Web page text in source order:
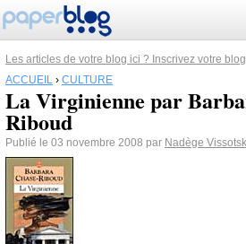
Les articles de votre blog ici ? Inscrivez votre
ACCUEIL › CULTURE
La Virginienne par
Riboud
Publié le 03 novembre 2008 par Nadège